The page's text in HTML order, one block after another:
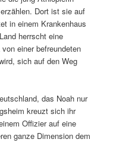
Dort ist sie auf
in einem Krankenhaus
herrscht eine
einer befreundeten
sich auf den Weg
das Noah nur
kreuzt sich ihr
Offizier auf eine
ganze Dimension dem